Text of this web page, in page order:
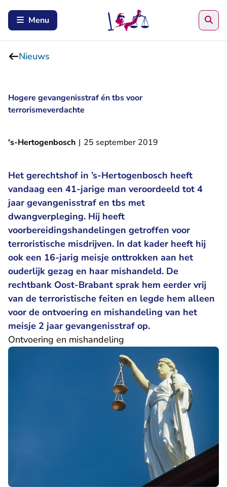
Menu
Nieuws
Hogere gevangenisstraf én tbs voor
terrorismeverdachte
's-Hertogenbosch | 25 september 2019
Het gerechtshof in ’s-Hertogenbosch heeft
vandaag een 41-jarige man veroordeeld tot 4
jaar gevangenisstraf en tbs met
dwangverpleging. Hij heeft
voorbereidingshandelingen getroffen voor
terroristische misdrijven. In dat kader heeft hij
ook een 16-jarig meisje onttrokken aan het
ouderlijk gezag en haar mishandeld. De
rechtbank Oost-Brabant sprak hem eerder vrij
van de terroristische feiten en legde hem alleen
voor de ontvoering en mishandeling van het
meisje 2 jaar gevangenisstraf op.
Ontvoering en mishandeling